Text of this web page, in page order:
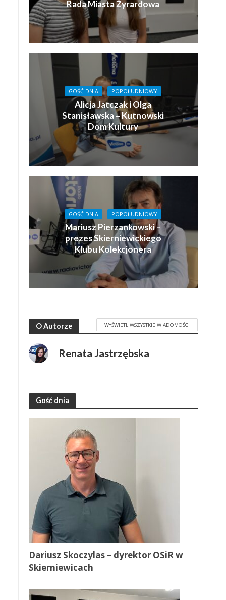
Rada Miasta Żyrardowa
GOŚĆ DNIA POPOŁUDNIOWY
Alicja Jatczak i Olga
Stanisławska – Kutnowski
Dom Kultury
GOŚĆ DNIA POPOŁUDNIOWY
Mariusz Pierzankowski –
prezes Skierniewickiego
Klubu Kolekcjonera
O Autorze WYŚWIETL WSZYSTKIE WIADOMOŚCI
Renata Jastrzębska
Gość dnia
Dariusz Skoczylas – dyrektor OSiR w
Skierniewicach